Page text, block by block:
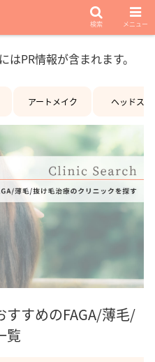
PR情報が含まれます。
アートメイク ヘッドスパ
すめのFAGA/薄毛/
覧
検索 メニュー